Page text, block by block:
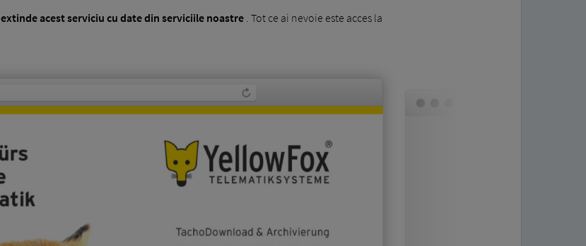
extinde acest serviciu cu date din serviciile noastre. Tot ce ai nevoie este acces la